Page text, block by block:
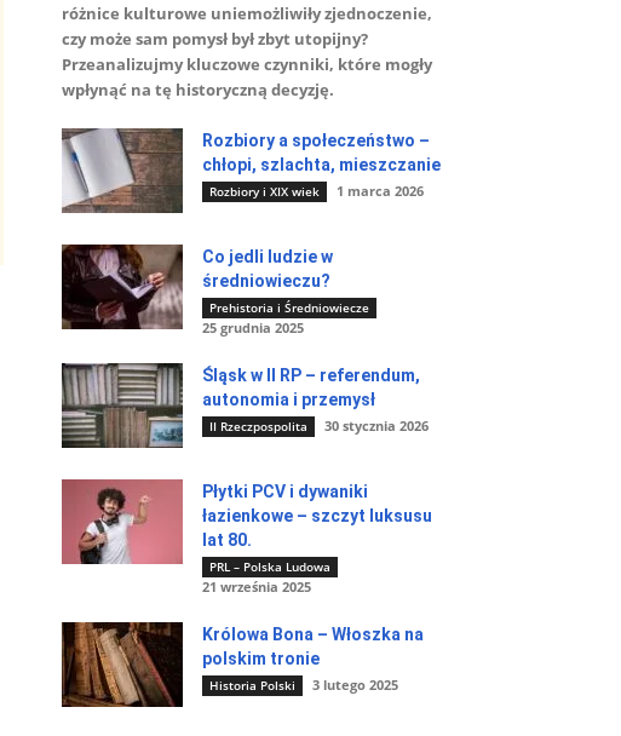
różnice kulturowe uniemożliwiły zjednoczenie,
czy może sam pomysł był zbyt utopijny?
Przeanalizujmy kluczowe czynniki, które mogły
wpłynąć na tę historyczną decyzję.
Rozbiory a społeczeństwo –
chłopi, szlachta, mieszczanie
Rozbiory i XIX wiek 1 marca 2026
Co jedli ludzie w
średniowieczu?
Prehistoria i Średniowiecze
25 grudnia 2025
Śląsk w II RP – referendum,
autonomia i przemysł
II Rzeczpospolita 30 stycznia 2026
Płytki PCV i dywaniki
łazienkowe – szczyt luksusu
lat 80.
PRL – Polska Ludowa
21 września 2025
Królowa Bona – Włoszka na
polskim tronie
Historia Polski 3 lutego 2025